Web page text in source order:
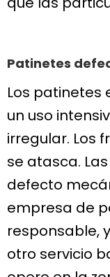
Patinetes
Los patinetes
un uso
irregular. Los
se atasca.
defecto
empresa de
responsable,
otro servicio